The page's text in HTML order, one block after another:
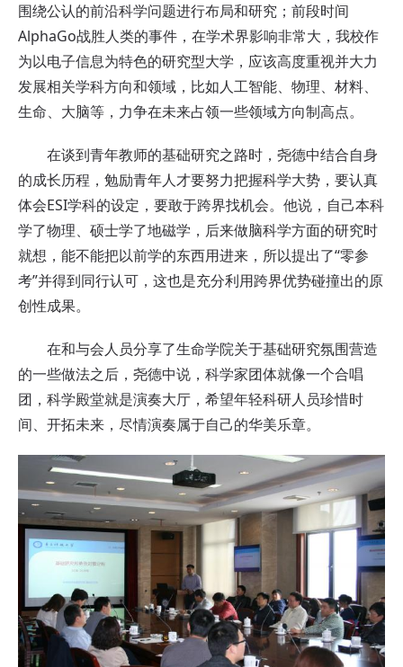
围绕公认的前沿科学问题进行布局和研究；前段时间
AlphaGo战胜人类的事件，在学术界影响非常大，我校作
为以电子信息为特色的研究型大学，应该高度重视并大力
发展相关学科方向和领域，比如人工智能、物理、材料、
生命、大脑等，力争在未来占领一些领域方向制高点。
在谈到青年教师的基础研究之路时， 尧德中结合自身
的成长历程，勉励青年人才要努力把握科学大势，要认真
体会ESI学科的设定，要敢于跨界找机会。他说，自己本科
学了物理、硕士学了地磁学，后来做脑科学方面的研究时
就想，能不能把以前学的东西用进来，所以提出了“零参
考”并得到同行认可，这也是充分利用跨界优势碰撞出的原
创性成果。
在和与会人员分享了生命学院关于基础研究氛围营造
的一些做法之后， 尧德中说，科学家团体就像一个合唱
团，科学殿堂就是演奏大厅，希望年轻科研人员珍惜时
间、开拓未来，尽情演奏属于自己的华美乐章。